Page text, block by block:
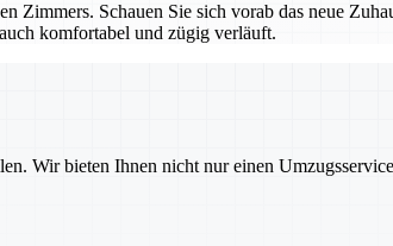
Zimmers. Schauen Sie sich vorab das neue
komfortabel und zügig verläuft.
Wir bieten Ihnen nicht nur einen